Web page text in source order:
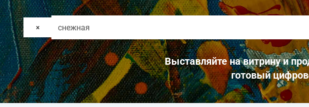
×
Выставляйте на витрину и
готовый